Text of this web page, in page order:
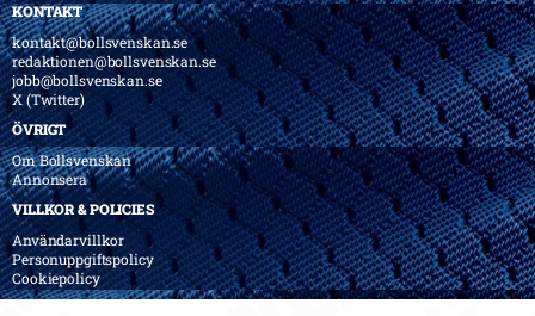
KONTAKT
kontakt@bollsvenskan.se
redaktionen@bollsvenskan.se
jobb@bollsvenskan.se
X (Twitter)
ÖVRIGT
Om Bollsvenskan
Annonsera
VILLKOR & POLICIES
Användarvillkor
Personuppgiftspolicy
Cookiepolicy